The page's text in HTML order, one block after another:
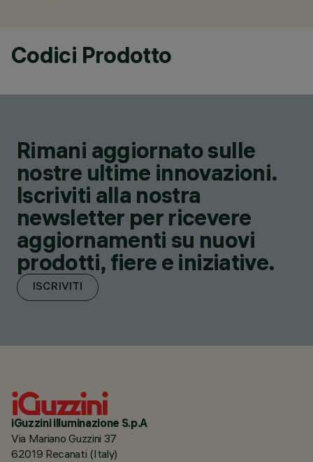
Codici Prodotto
Rimani aggiornato sulle
nostre ultime innovazioni.
Iscriviti alla nostra
newsletter per ricevere
aggiornamenti su nuovi
prodotti, fiere e iniziative.
ISCRIVITI
iGuzzini illuminazione S.p.A
Via Mariano Guzzini 37
62019 Recanati (Italy)